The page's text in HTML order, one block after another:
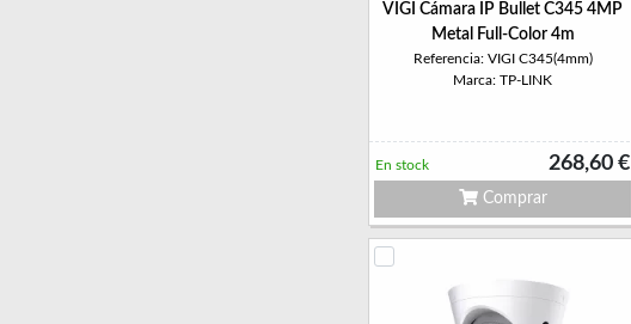
VIGI Cámara IP Bullet C345 4MP
Metal Full-Color 4m
Referencia: VIGI C345(4mm)
Marca: TP-LINK
268,60 €
En stock
Comprar